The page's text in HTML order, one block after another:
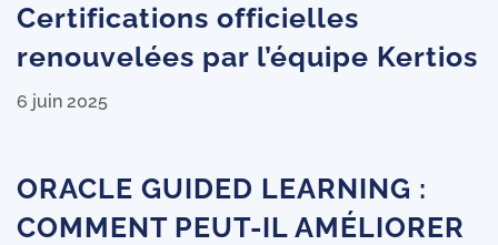
Certifications officielles
renouvelées par l’équipe Kertios
6 juin 2025
ORACLE GUIDED LEARNING :
COMMENT PEUT-IL AMÉLIORER